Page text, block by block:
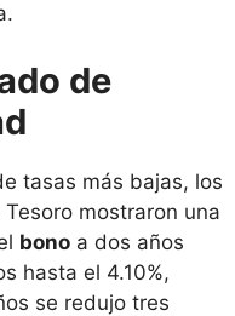
de
tasas más bajas, los
mostraron una
bono a dos años
hasta el 4.10%,
se redujo tres